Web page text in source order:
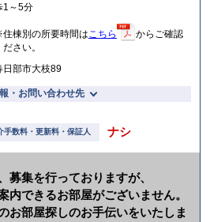
1～5分
棟別の所要時間はこちら
からご確認
ださい。
日部市大枝89
・お問い合わせ先
手数料・更新料・保証人 ナシ
募集を行っておりますが、
内できるお部屋がございません。
お部屋探しのお手伝いをいたしま